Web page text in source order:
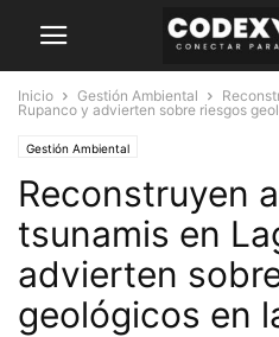
Inicio Gestión Ambiental
Rupanco y advierten sobre riesgos
Gestión Ambiental
Reconstruyen
tsunamis en
advierten
geológicos en